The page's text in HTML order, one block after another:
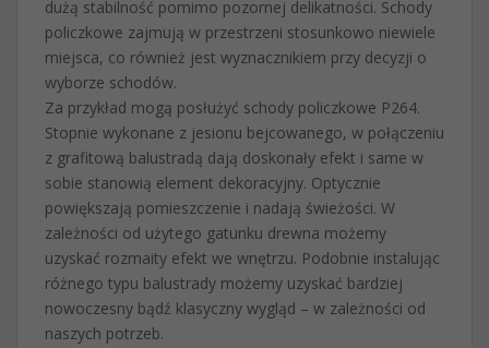
dużą stabilność pomimo pozornej delikatności. Schody
policzkowe zajmują w przestrzeni stosunkowo niewiele
miejsca, co również jest wyznacznikiem przy decyzji o
wyborze schodów.
Za przykład mogą posłużyć schody policzkowe P264.
Stopnie wykonane z jesionu bejcowanego, w połączeniu
z grafitową balustradą dają doskonały efekt i same w
sobie stanowią element dekoracyjny. Optycznie
powiększają pomieszczenie i nadają świeżości. W
zależności od użytego gatunku drewna możemy
uzyskać rozmaity efekt we wnętrzu. Podobnie instalując
różnego typu balustrady możemy uzyskać bardziej
nowoczesny bądź klasyczny wygląd – w zależności od
naszych potrzeb.